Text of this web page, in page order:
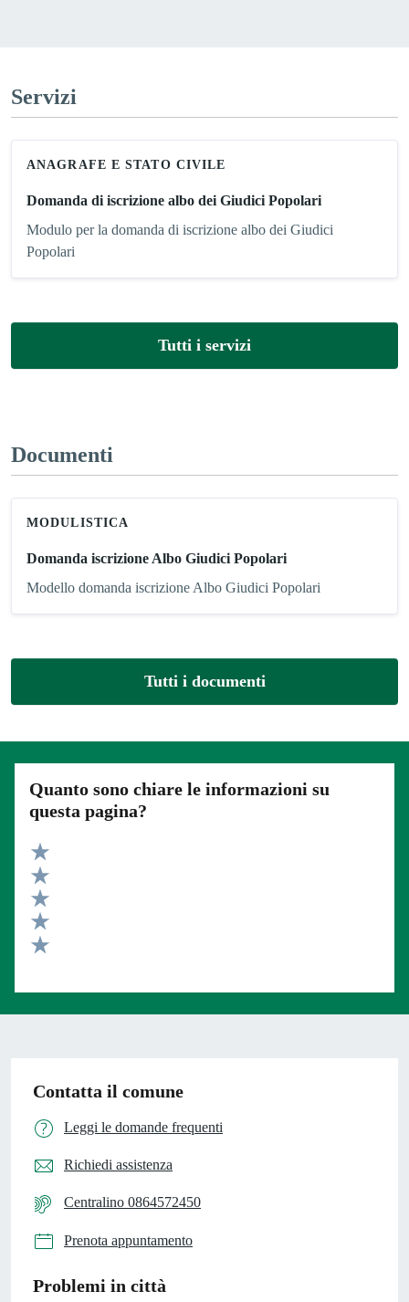
Servizi
ANAGRAFE E STATO CIVILE
Domanda di iscrizione albo dei Giudici Popolari
Modulo per la domanda di iscrizione albo dei Giudici
Popolari
Tutti i servizi
Documenti
MODULISTICA
Domanda iscrizione Albo Giudici Popolari
Modello domanda iscrizione Albo Giudici Popolari
Tutti i documenti
Quanto sono chiare le informazioni su
questa pagina?
Valuta 5 stelle su 5
Valuta 4 stelle su 5
Valuta 3 stelle su 5
Valuta 2 stelle su 5
Contatta il comune
Leggi le domande frequenti
Richiedi assistenza
Centralino 0864572450
Prenota appuntamento
Problemi in città